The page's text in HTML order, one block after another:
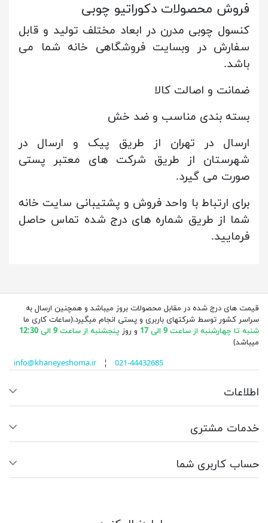
فروش محصولات دکوراتیو چوبی
کنسول چوبی مدرن در ابعاد مختلف تولید و قابل
سفارش در وبسایت فروشگاهی خانه شما می
باشد.
ضمانت و اصالت کالا
بسته بندی مناسب و ضد خش
ارسال در تهران از طریق پیک و ارسال در
شهرستان از طریق شرکت های معتبر پستی
صورت می گیرد.
برای ارتباط با واحد فروش و پشتیبانی سایت خانه
شما از طریق شماره های درج شده تماس حاصل
فرمایید.
قیمت های درج شده در مقابل محصولات بروز میباشد و همچنین ارسال به
سراسر کشور توسط شرکتهای باربری و پستی انجام میگیرد.(ساعات کاری ما
شنبه تا چهارشنبه از ساعت 9 الی 17
و روز پنجشنبه از ساعت 9 الی 12:30
میباشد)
info@khaneyeshoma.ir¦ 021-44432685
اطلاعات
خدمات مشتری
حساب کاربری شما